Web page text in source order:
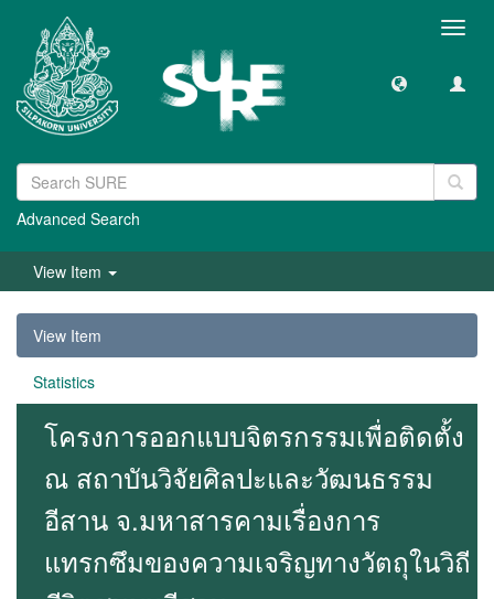
Advanced Search
View Item
View Item
Statistics
โครงการออกแบบจิตรกรรมเพื่อติดตั้ง
ณ สถาบันวิจัยศิลปะและวัฒนธรรม
อีสาน จ.มหาสารคามเรื่องการ
แทรกซึมของความเจริญทางวัตถุในวิถี